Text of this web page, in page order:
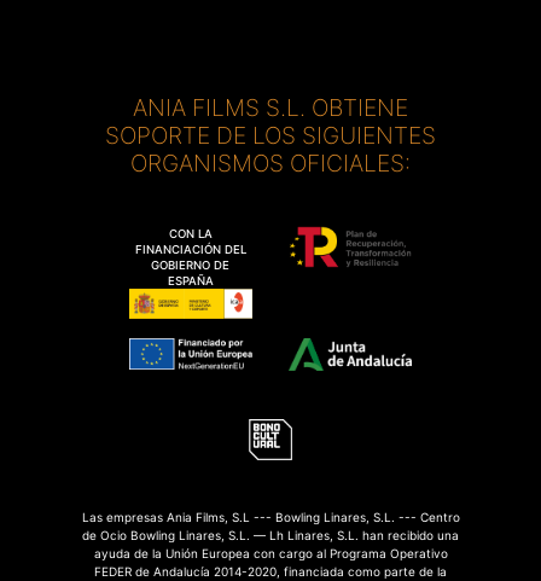
ANIA FILMS S.L. OBTIENE
SOPORTE DE LOS SIGUIENTES
ORGANISMOS OFICIALES:
CON LA
FINANCIACIÓN DEL
GOBIERNO DE
ESPAÑA
Las empresas Ania Films, S.L --- Bowling Linares, S.L. --- Centro
de Ocio Bowling Linares, S.L. — Lh Linares, S.L. han recibido una
ayuda de la Unión Europea con cargo al Programa Operativo
FEDER de Andalucía 2014-2020, financiada como parte de la